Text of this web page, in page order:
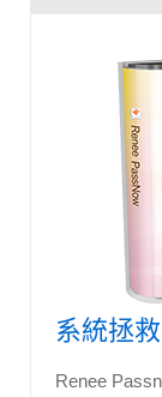
系統拯救
Renee